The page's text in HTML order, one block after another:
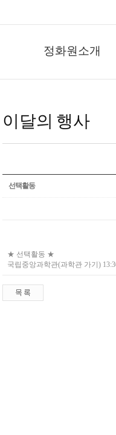
정화원소개
이달의 행사
선택활동
★ 선택활동 ★
국립중앙과학관(과학관 가기)